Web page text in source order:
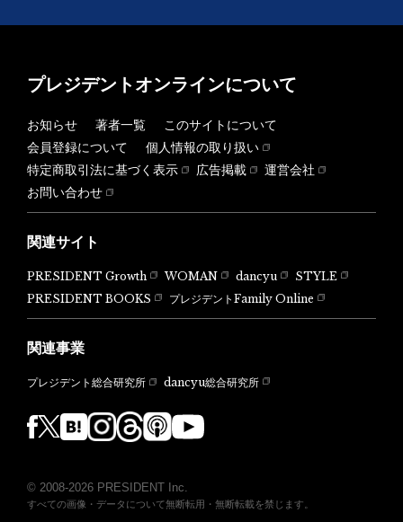
プレジデントオンラインについて
お知らせ 著者一覧
このサイトについて
会員登録について
個人情報の取り扱い
特定商取引法に基づく表示
広告掲載
運営会社
お問い合わせ
関連サイト
PRESIDENT Growth WOMAN dancyu
STYLE
PRESIDENT BOOKS
プレジデントFamily Online
関連事業
プレジデント総合研究所 dancyu総合研究所
© 2008-2026 PRESIDENT Inc.
すべての画像・データについて無断転用・無断転載を禁じます。